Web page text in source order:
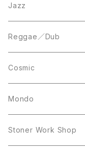
LP
Acetate Press
10inch
LP
12inch
LP
Jazz
LP
12inch
Reggae／Dub
LP
12inch
Cosmic
12inch
LP
Mondo
LP
Stoner Work Shop